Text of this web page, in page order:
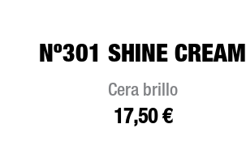
Nº301 SHINE CREAM
Cera brillo
17,50 €